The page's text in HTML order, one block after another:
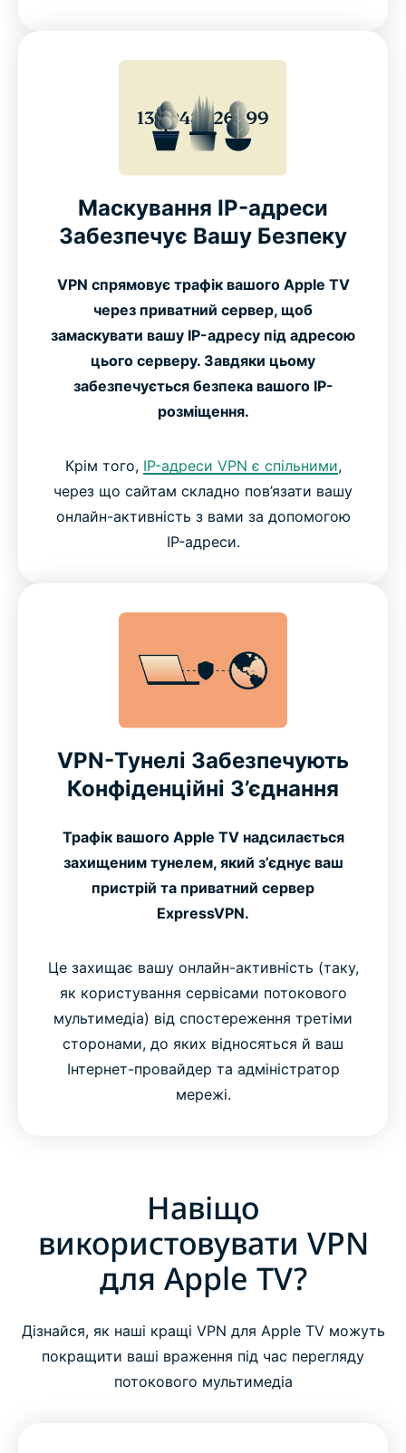
Маскування IP-адреси
Забезпечує Вашу Безпеку
VPN спрямовує трафік вашого Apple TV
через приватний сервер, щоб
замаскувати вашу IP-адресу під адресою
цього серверу. Завдяки цьому
забезпечується безпека вашого IP-
розміщення.
Крім того, IP-адреси VPN є спільними,
через що сайтам складно пов’язати вашу
онлайн-активність з вами за допомогою
IP-адреси.
VPN-Тунелі Забезпечують
Конфіденційні З’єднання
Трафік вашого Apple TV надсилається
захищеним тунелем, який з’єднує ваш
пристрій та приватний сервер
ExpressVPN.
Це захищає вашу онлайн-активність (таку,
як користування сервісами потокового
мультимедіа) від спостереження третіми
сторонами, до яких відносяться й ваш
Інтернет-провайдер та адміністратор
мережі.
Навіщо
використовувати VPN
для Apple TV?
Дізнайся, як наші кращі VPN для Apple TV можуть
покращити ваші враження під час перегляду
потокового мультимедіа